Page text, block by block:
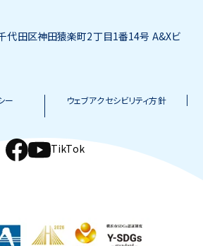
田区神田猿楽町2丁目1番14号 A&Xビ
ー
ウェブアクセシビリティ方針
TikTok